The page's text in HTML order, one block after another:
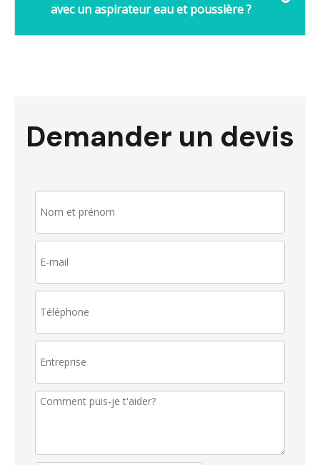
avec un aspirateur eau et poussière ?
Demander un devis